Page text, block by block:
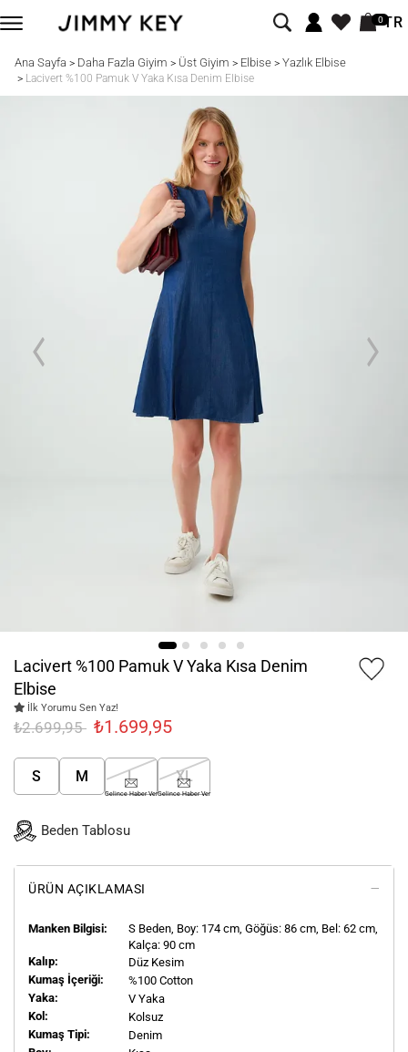
0TR
Ana Sayfa > Daha Fazla Giyim > Üst Giyim > Elbise> Yazlık Elbise
> Lacivert %100 Pamuk V Yaka Kısa Denim Elbise
Lacivert %100 Pamuk V Yaka Kısa Denim
Elbise
İlk Yorumu Sen Yaz!
₺2.699,95 ₺1.699,95
S M L
Gelince Haber Ver
XL
Gelince Haber Ver
Beden Tablosu
ÜRÜN AÇIKLAMASI
Manken Bilgisi: S Beden, Boy: 174 cm, Göğüs: 86 cm, Bel: 62 cm,
Kalça: 90 cm
Kalıp:
Düz Kesim
Kumaş İçeriği:
%100 Cotton
Yaka:
V Yaka
Kol:
Kolsuz
Kumaş Tipi:
Denim